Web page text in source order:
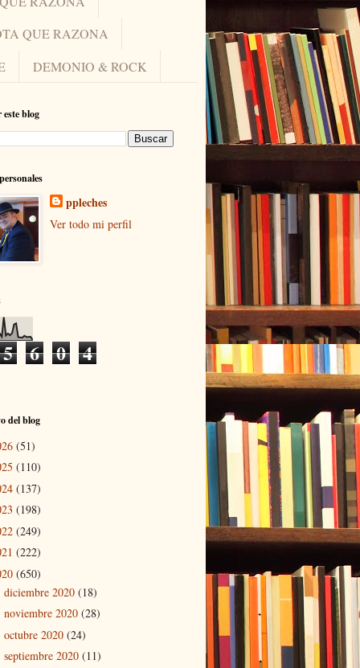
QUE RAZONA
DEMONIO & ROCK
este blog
ppleches
Ver todo mi perfil
5 6 0 4
del blog
(51)
(110)
(137)
(198)
(249)
(222)
(650)
diciembre 2020 (18)
noviembre 2020 (28)
octubre 2020 (24)
septiembre 2020 (11)